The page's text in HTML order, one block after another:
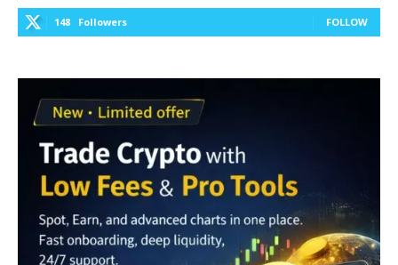
148 Followers FOLLOW